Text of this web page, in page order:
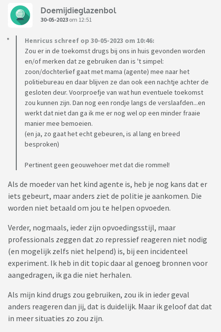
Doemijdieglazenbol
30-05-2023 om 12:51
Henricus schreef op 30-05-2023 om 10:46:
Zou er in de toekomst drugs bij ons in huis gevonden worden
en/of merken dat ze gebruiken dan is 't simpel:
zoon/dochterlief gaat met mama (agente) mee naar het
politiebureau en daar blijven ze dan ook een nachtje achter de
gesloten deur. Voorproefje van wat hun eventuele toekomst
zou kunnen zijn. Dan nog een rondje langs de verslaafden...en
werkt dat niet dan ga ik me er nog wel op een minder fraaie
manier mee bemoeien.
(en ja, zo gaat het echt gebeuren, is al lang en breed
besproken)
Pertinent geen geouwehoer met dat die rommel!
Als de moeder van het kind agente is, heb je nog kans dat er
iets gebeurt, maar anders ziet de politie je aankomen. Die
worden niet betaald om jou te helpen opvoeden.
Verder, nogmaals, ieder zijn opvoedingsstijl, maar
professionals zeggen dat zo repressief reageren niet nodig
(en mogelijk zelfs niet helpend) is, bij een incidenteel
experiment. Ik heb in dit topic daar al genoeg bronnen voor
aangedragen, ik ga die niet herhalen.
Als mijn kind drugs zou gebruiken, zou ik in ieder geval
anders reageren dan jij, dat is duidelijk. Maar ik geloof dat dat
in meer situaties zo zou zijn.